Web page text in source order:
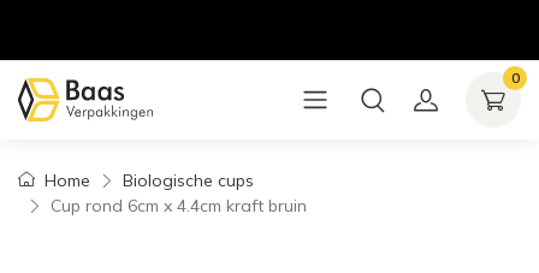
0
Home
Biologische cups
Cup rond 6cm x 4.4cm kraft bruin